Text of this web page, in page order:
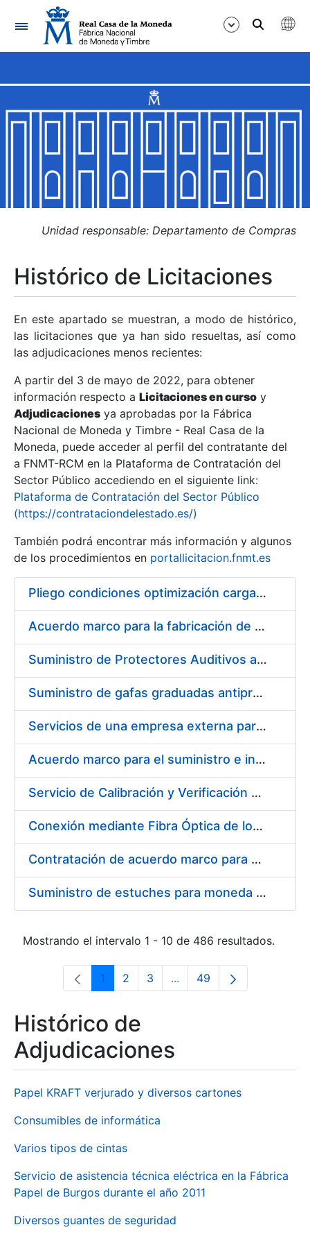
Navegación
Mostrar/Ocultar
Mostrar/Ocultar
Mostrar/Ocultar
Mostrar/Ocultar
Mostrar/Ocultar
Mostrar/Ocultar
Unidad responsable: Departamento de Compras
Histórico de Licitaciones
En este apartado se muestran, a modo de histórico,
las licitaciones que ya han sido resueltas, así como
las adjudicaciones menos recientes:
A partir del 3 de mayo de 2022, para obtener
información respecto a Licitaciones en curso y
Adjudicaciones ya aprobadas por la Fábrica
Nacional de Moneda y Timbre - Real Casa de la
Moneda, puede acceder al perfil del contratante del
a FNMT-RCM en la Plataforma de Contratación del
Sector Público accediendo en el siguiente link:
Plataforma de Contratación del Sector Público
(https://contrataciondelestado.es/)
También podrá encontrar más información y algunos
de los procedimientos en portallicitacion.fnmt.es
Pliego condiciones optimización cargas compras firmado
Acuerdo marco para la fabricación de piezas
Suministro de Protectores Auditivos a medida para las personas trabajadoras de los Centros de Trabajo de Madrid y Burgos
Suministro de gafas graduadas antiproyecciones para los trabajadores de la FNMT-RCM en los centros de trabajo de Madrid y Burgos
Servicios de una empresa externa para el asesoramiento y resolución de los recursos de alzada que se presentan relacionados con procesos de selección para la FNMT-RCM
Acuerdo marco para el suministro e instalación de persianas, estores y otros complementos
Servicio de Calibración y Verificación Externa de los Equipos de Medición del Servicio de Prevención de la FNMT-RCM
Conexión mediante Fibra Óptica de los Centros de Proceso de Datos (CPDs) de las sedes de la FNMT-RCM de Burgos y Madrid
Contratación de acuerdo marco para el Suministro de Material de Electricidad para la Fábrica Nacional de Moneda y Timbre-Real Casa de la Moneda en su centro de trabajo de Burgos
Suministro de estuches para moneda de 30 €
Mostrando el intervalo 1 - 10 de 486 resultados.
Página
1 Página
2 Página
3 ...Páginas intermedias Use
Página
49
Histórico de
Adjudicaciones
Papel KRAFT verjurado y diversos cartones
Consumibles de informática
Varios tipos de cintas
Servicio de asistencia técnica eléctrica en la Fábrica
Papel de Burgos durante el año 2011
Diversos guantes de seguridad